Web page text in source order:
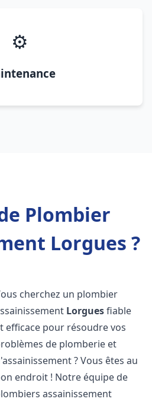
⚙️
Plombier
Lorgues ?
cherchez un plombier
Lorguesfiable
efficace pour résoudre vos
de plomberie et
? Vous êtes au
endroit ! Notre équipe de
assainissement